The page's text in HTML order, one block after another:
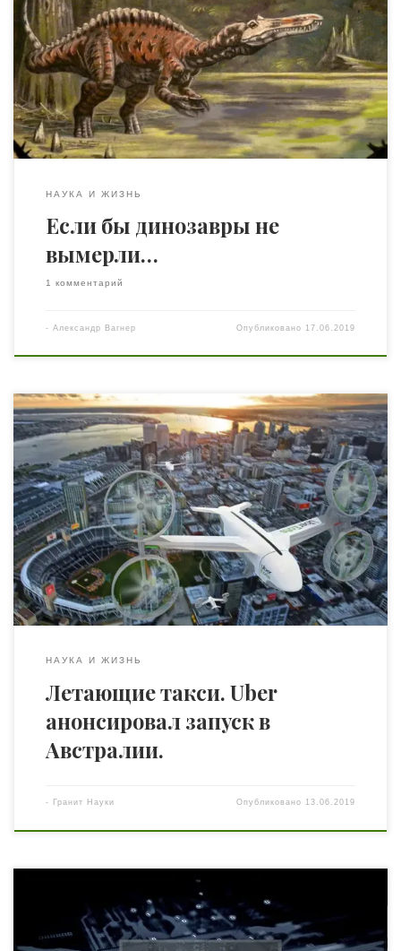
из-за возникших пожаров и вулканических извержений
в атмосферу попало 15 миллиардов тонн сажи,
заслонившей солнечный свет. Температуры упали на 28
градусов Цельсия, настала бесконечная зима. Вымерли
почти три четверти существовавших видов, не осталось
животных […]
НАУКА И ЖИЗНЬ
Если бы динозавры не
вымерли…
1 комментарий
- Александр Вагнер Опубликовано 17.06.2019
Uber Technologies Inc. заявила, что будет использовать
второй по величине город Австралии, Мельбурн, в
качестве первого международного испытательного
полигона для своих летающих такси UberAIR. Об этом
сообщает New Atlas. Компания Uber запустила
летающие такси уже в Далласе и Лос-Анджелесе.
Впервые обнародовала свои планы по поводу
летающих такси в 2016 году, представив […]
НАУКА И ЖИЗНЬ
Летающие такси. Uber
анонсировал запуск в
Австралии.
- Гранит Науки Опубликовано 13.06.2019
Технологии и благодаря им сам мир — культура,
цивилизация — меняются на глазах, и это только